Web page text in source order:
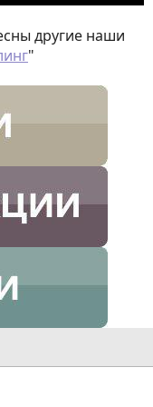
другие наши
"